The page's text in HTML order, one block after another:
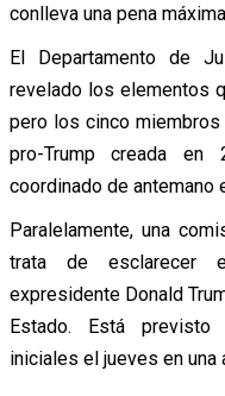
conlleva una pena
El Departamento de
revelado los elementos
pero los cinco
pro-Trump creada en
coordinado de antemano
Paralelamente, una
trata de esclarecer
expresidente Donald
Estado. Está
iniciales el jueves en una